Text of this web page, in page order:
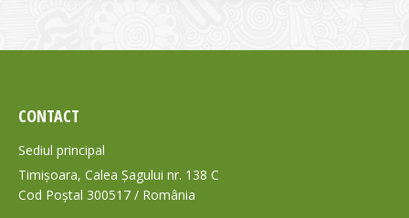
CONTACT
Sediul principal
Timișoara, Calea Șagului nr. 138 C
Cod Poștal 300517 / România